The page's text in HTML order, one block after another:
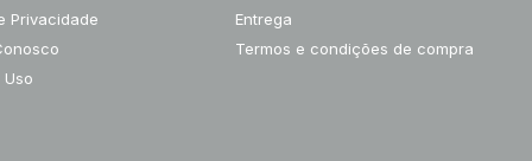
Privacidade
Uso
Entrega
Termos e condições de compra